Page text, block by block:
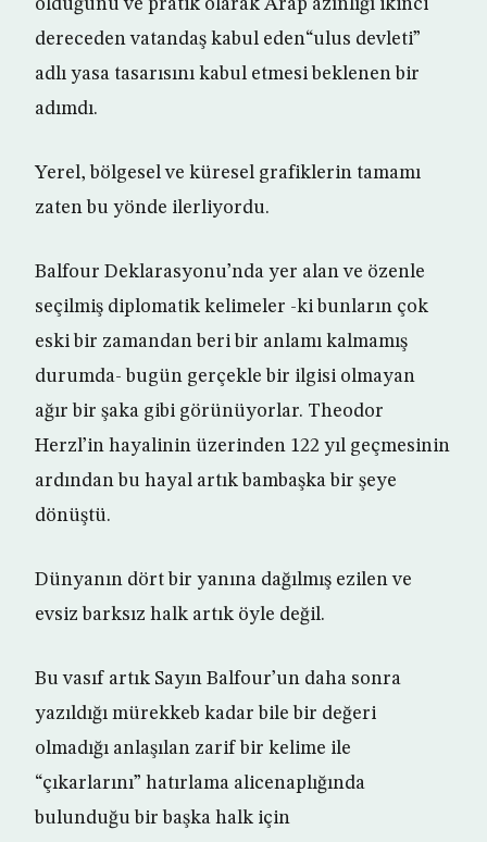
olduğunu ve pratik olarak Arap azınlığı ikinci
dereceden vatandaş kabul eden“ulus devleti”
adlı yasa tasarısını kabul etmesi beklenen bir
adımdı.
Yerel, bölgesel ve küresel grafiklerin tamamı
zaten bu yönde ilerliyordu.
Balfour Deklarasyonu’nda yer alan ve özenle
seçilmiş diplomatik kelimeler -ki bunların çok
eski bir zamandan beri bir anlamı kalmamış
durumda- bugün gerçekle bir ilgisi olmayan
ağır bir şaka gibi görünüyorlar. Theodor
Herzl’in hayalinin üzerinden 122 yıl geçmesinin
ardından bu hayal artık bambaşka bir şeye
dönüştü.
Dünyanın dört bir yanına dağılmış ezilen ve
evsiz barksız halk artık öyle değil.
Bu vasıf artık Sayın Balfour’un daha sonra
yazıldığı mürekkeb kadar bile bir değeri
olmadığı anlaşılan zarif bir kelime ile
“çıkarlarını” hatırlama alicenaplığında
bulunduğu bir başka halk için